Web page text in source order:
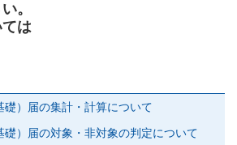
。
は
礎）届の集計・計算について
礎）届の対象・非対象の判定について